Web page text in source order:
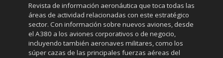
Revista de información aeronáutica que toca todas las
áreas de actividad relacionadas con este estratégico
sector. Con información sobre nuevos aviones, desde
el A380 a los aviones corporativos o de negocio,
incluyendo también aeronaves militares, como los
súper cazas de las principales fuerzas aéreas del